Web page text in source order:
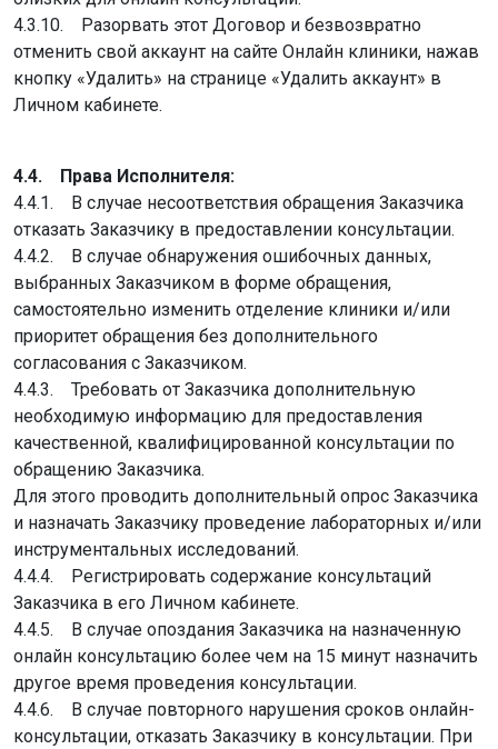
4.3.10. Разорвать этот Договор и безвозвратно
отменить свой аккаунт на сайте Онлайн клиники, нажав
кнопку «Удалить» на странице «Удалить аккаунт» в
Личном кабинете.
4.4. Права Исполнителя:
4.4.1. В случае несоответствия обращения Заказчика
отказать Заказчику в предоставлении консультации.
4.4.2. В случае обнаружения ошибочных данных,
выбранных Заказчиком в форме обращения,
самостоятельно изменить отделение клиники и/или
приоритет обращения без дополнительного
согласования с Заказчиком.
4.4.3. Требовать от Заказчика дополнительную
необходимую информацию для предоставления
качественной, квалифицированной консультации по
обращению Заказчика.
Для этого проводить дополнительный опрос Заказчика
и назначать Заказчику проведение лабораторных и/или
инструментальных исследований.
4.4.4. Регистрировать содержание консультаций
Заказчика в его Личном кабинете.
4.4.5. В случае опоздания Заказчика на назначенную
онлайн консультацию более чем на 15 минут назначить
другое время проведения консультации.
4.4.6. В случае повторного нарушения сроков онлайн-
консультации, отказать Заказчику в консультации. При